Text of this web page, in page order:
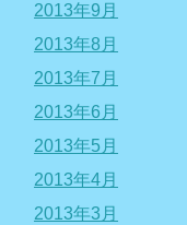
2013年9月
2013年8月
2013年7月
2013年6月
2013年5月
2013年4月
2013年3月